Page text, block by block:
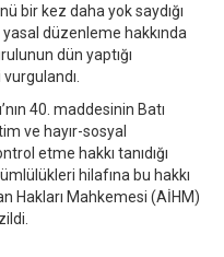
bir kez daha yok saydığı
düzenleme hakkında
dün yaptığı
40. maddesinin Batı
ve hayır-sosyal
etme hakkı tanıdığı
hilafına bu hakkı
Hakları Mahkemesi (AİHM)